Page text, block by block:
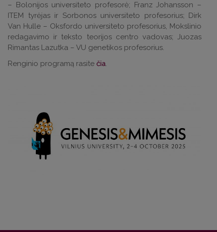
– Bolonijos universiteto profesorė; Franz Johansson –
ITEM tyrėjas ir Sorbonos universiteto profesorius; Dirk
Van Hulle – Oksfordo universiteto profesorius, Mokslinio
redagavimo ir teksto teorijos centro vadovas; Juozas
Rimantas Lazutka – VU genetikos profesorius.
Renginio programą rasite čia.